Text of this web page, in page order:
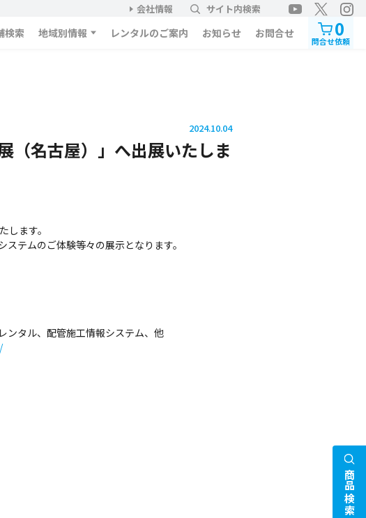
会社情報 サイト内検索
検索 地域別情報 レンタルのご案内 お知らせ お問合せ 0
問合せ依頼
2024.10.04
（名古屋）」へ出展いたしま
ます。
テムのご体験等々の展示となります。
ンタル、配管施工情報システム、他
商品検索